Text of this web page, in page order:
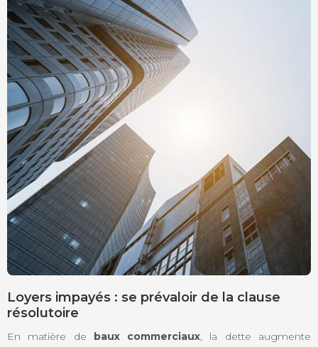
Loyers impayés : se prévaloir de la clause
résolutoire
En matière de baux commerciaux, la dette augmente